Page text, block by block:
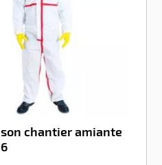
chantier amiante